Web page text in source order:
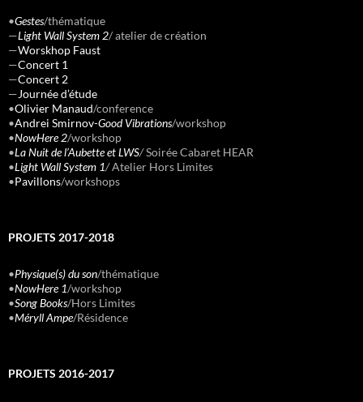
•Gestes/thématique
—Light Wall System 2/ atelier de création
—Worskhop Faust
—Concert 1
—Concert 2
—Journée d’étude
•Olivier Manaud/conference
•Andrei Smirnov-Good Vibrations/workshop
•NowHere 2/workshop
•La Nuit de l’Aubette et LWS/Soirée Cabaret HEAR
•Light Wall System 1/Atelier Hors Limites
•Pavillons/workshops
PROJETS 2017-2018
•Physique(s) du son/thématique
•NowHere 1/workshop
•Song Books/Hors Limites
•Méryll Ampe/Résidence
PROJETS 2016-2017